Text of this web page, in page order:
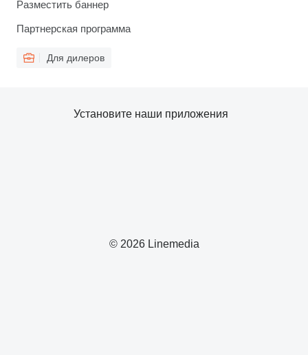
Разместить баннер
Партнерская программа
Для дилеров
© 2026 Linemedia
Установите наши приложения